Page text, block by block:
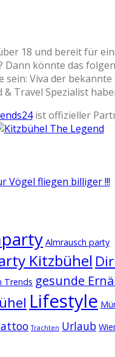
18 und bereit für
Dann könnte das
sein: Viva der
& Travel Spezialist
ist offizieller
Vögel fliegen billiger !!!
Almrausch party
Kitzbühel
Trends gesunde
Lifestyle
Trachten Urlaub